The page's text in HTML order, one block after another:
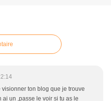
ton blog que je trouve
ai un ,passe le voir si tu as le